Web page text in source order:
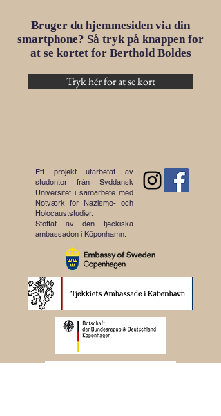
Bruger du hjemmesiden via din
smartphone? Så tryk på knappen for
at se kortet for Berthold Boldes
Tryk hér for at se kort
Ett projekt utarbetat av
studenter från Syddansk
Universitet i samarbete med
Netværk for Nazisme- och
Holocauststudier.
Stöttat av den tjeckiska
ambassaden i Köpenhamn.